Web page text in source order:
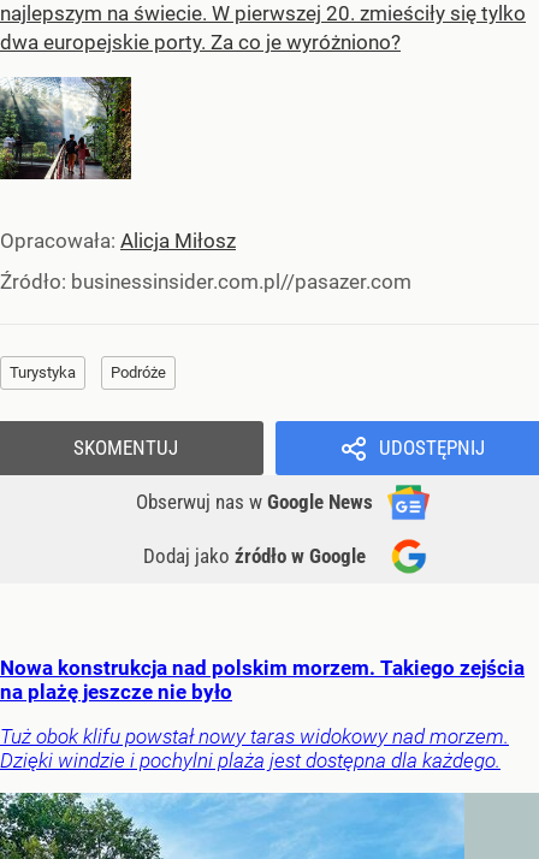
najlepszym na świecie. W pierwszej 20. zmieściły się tylko
dwa europejskie porty. Za co je wyróżniono?
Opracowała: Alicja Miłosz
Źródło: businessinsider.com.pl//pasazer.com
Turystyka Podróże
UDOSTĘPNIJ
Obserwuj nas w Google News
Dodaj jako źródło w Google
SKOMENTUJ
Nowa konstrukcja nad polskim morzem. Takiego zejścia
na plażę jeszcze nie było
Tuż obok klifu powstał nowy taras widokowy nad morzem.
Dzięki windzie i pochylni plaża jest dostępna dla każdego.